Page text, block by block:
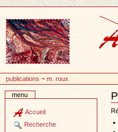
contenu
publications ~m. roux
menu
Accueil
Recherche